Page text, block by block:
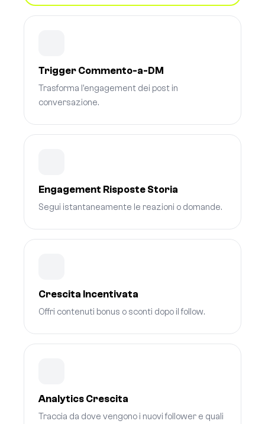
Trigger Commento-a-DM
Trasforma l'engagement dei post in
conversazione.
Engagement Risposte Storia
Segui istantaneamente le reazioni o domande.
Crescita Incentivata
Offri contenuti bonus o sconti dopo il follow.
Analytics Crescita
Traccia da dove vengono i nuovi follower e quali